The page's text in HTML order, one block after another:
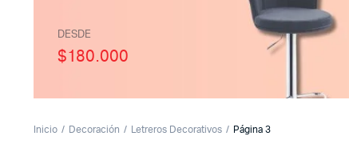
DESDE
$180.000
Inicio Decoración Letreros Decorativos Página 3